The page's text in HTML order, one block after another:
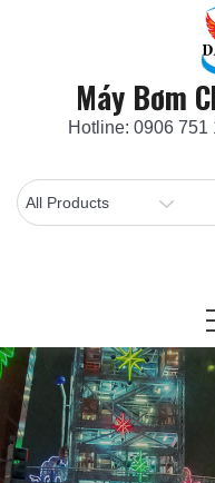
Máy Bơm
Hotline: 0906 751